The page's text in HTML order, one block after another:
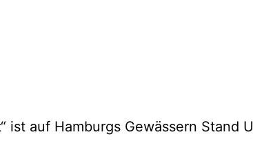
auf Hamburgs Gewässern Stand